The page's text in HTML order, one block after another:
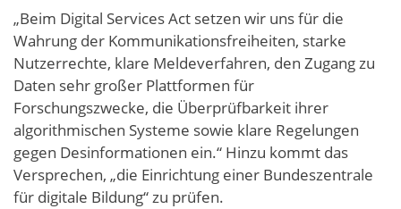
„Beim Digital Services Act setzen wir uns für die
Wahrung der Kommunikationsfreiheiten, starke
Nutzerrechte, klare Meldeverfahren, den Zugang zu
Daten sehr großer Plattformen für
Forschungszwecke, die Überprüfbarkeit ihrer
algorithmischen Systeme sowie klare Regelungen
gegen Desinformationen ein.“ Hinzu kommt das
Versprechen, „die Einrichtung einer Bundeszentrale
für digitale Bildung“ zu prüfen.